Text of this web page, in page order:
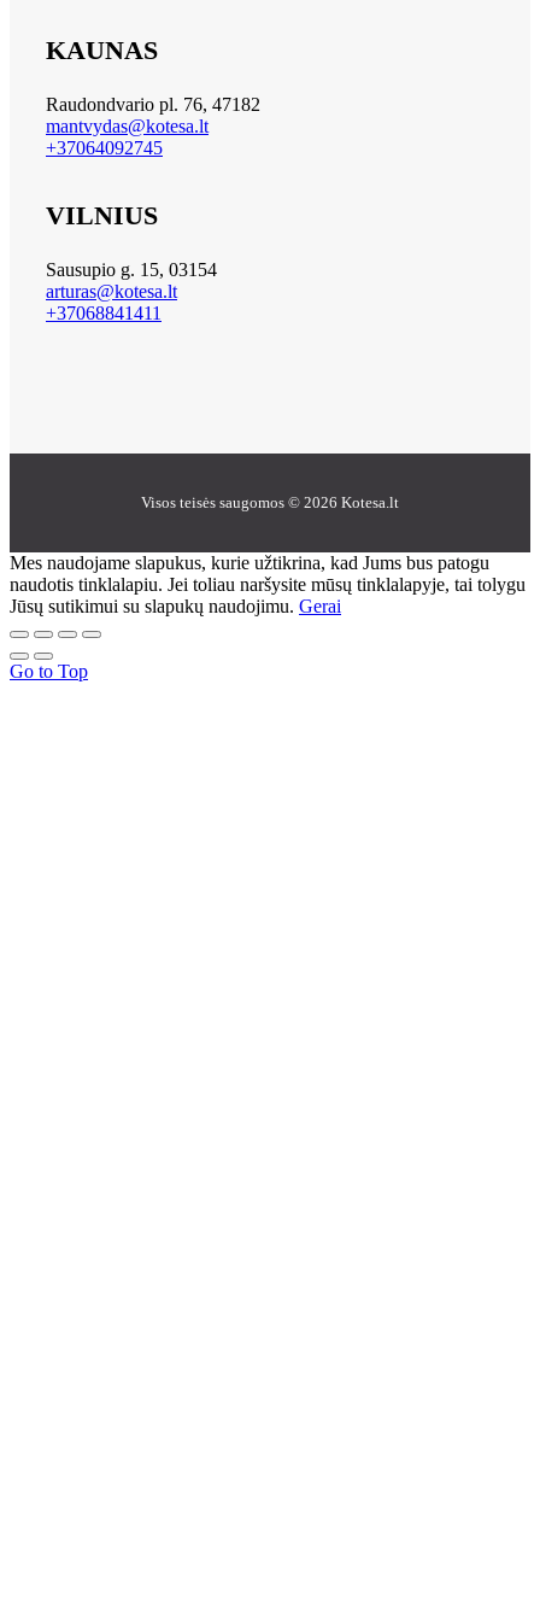
KAUNAS
Raudondvario pl. 76, 47182
mantvydas@kotesa.lt
+37064092745
VILNIUS
Sausupio g. 15, 03154
arturas@kotesa.lt
+37068841411
Visos teisės saugomos © 2026 Kotesa.lt
Mes naudojame slapukus, kurie užtikrina, kad Jums bus patogu
naudotis tinklalapiu. Jei toliau naršysite mūsų tinklalapyje, tai tolygu
Jūsų sutikimui su slapukų naudojimu. Gerai
Go to Top